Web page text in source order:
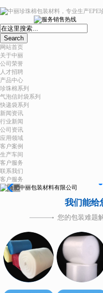
Search
网站首页
关于中丽
公司荣誉
人才招聘
产品中心
珍珠棉系列
气泡信封袋系列
快递袋系列
新闻资讯
行业新闻
公司资讯
应用领域
客户案例
生产车间
客户服务
联系我们
客户服务
我们能给
您的包装难题